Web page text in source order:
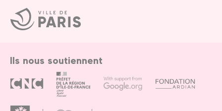
Ville
de
Paris
Ils nous soutiennent